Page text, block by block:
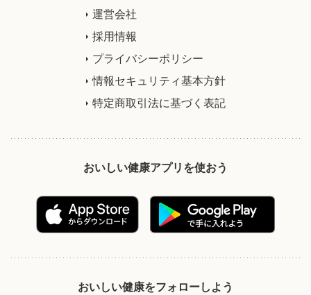
運営会社
採用情報
プライバシーポリシー
情報セキュリティ基本方針
特定商取引法に基づく表記
おいしい健康アプリを使おう
おいしい健康をフォローしよう